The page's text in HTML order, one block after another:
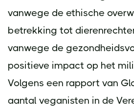
vanwege de ethische
betrekking tot
vanwege de
positieve impact op het
Volgens een rapport van
aantal veganisten in de